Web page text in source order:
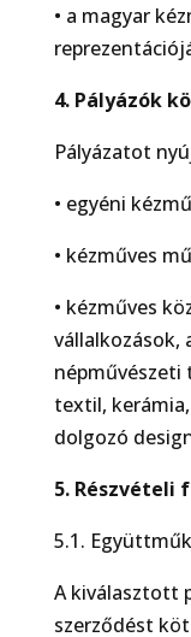
• a magyar
4. Pályázók
Pályázatot
• egyéni
• kézműves
• kézműves
vállalkozások,
népművészeti
textil,
dolgozó
5. Részvételi
5.1.
A kiválasztott
szerződést